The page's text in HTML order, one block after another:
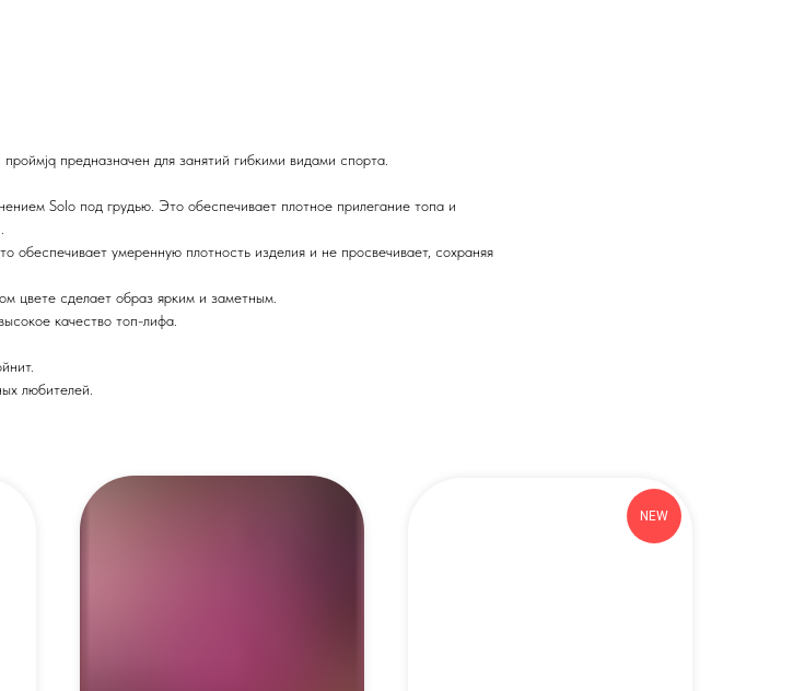
предназначен для занятий гибкими видами спорта.
Solo под грудью. Это обеспечивает плотное прилегание топа и
обеспечивает умеренную плотность изделия и не просвечивает, сохраняя
цвете сделает образ ярким и заметным.
качество топ-лифа.
любителей.
NEW